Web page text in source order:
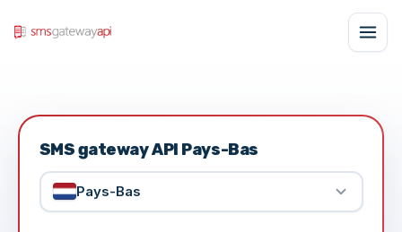
SMS gateway API Pays-Bas
Pays-Bas